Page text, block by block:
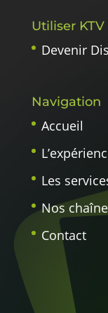
Utiliser KTV
Devenir
Navigation
Accueil
Les
Nos
Contact